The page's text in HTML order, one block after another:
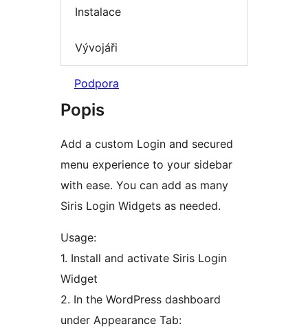
Instalace
Vývojáři
Podpora
Popis
Add a custom Login and secured
menu experience to your sidebar
with ease. You can add as many
Siris Login Widgets as needed.
Usage:
1. Install and activate Siris Login
Widget
2. In the WordPress dashboard
under Appearance Tab: